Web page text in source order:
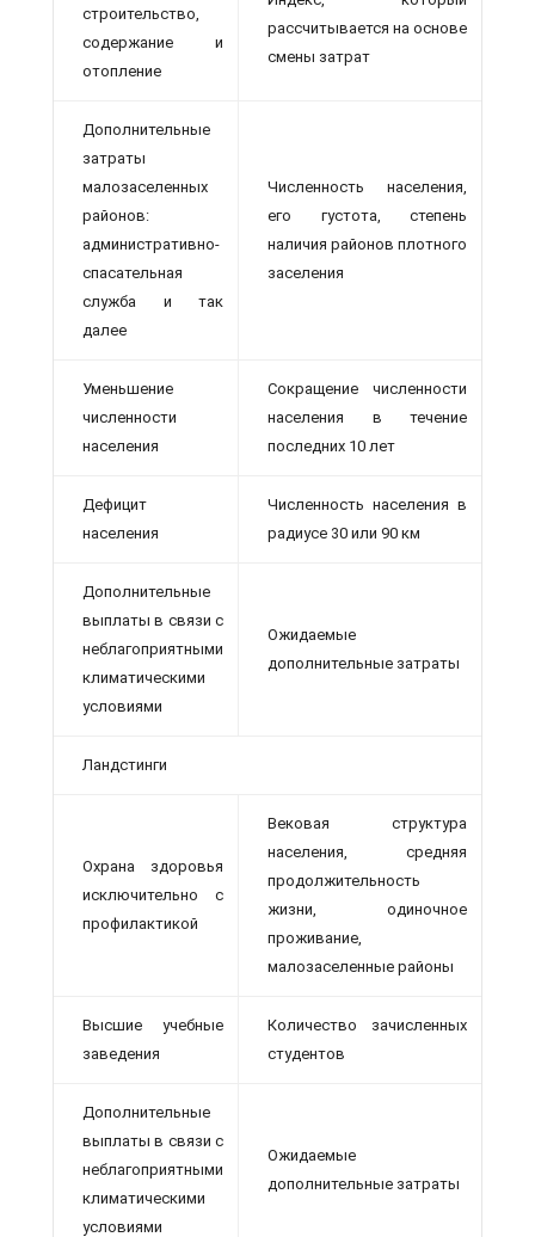
строительство,
содержание и
отопление
рассчитывается на основе
смены затрат
Дополнительные
затраты
малозаселенных
районов:
административно-
спасательная
служба и так
далее
Численность населения,
его густота, степень
наличия районов плотного
заселения
Уменьшение
численности
населения
Сокращение численности
населения в течение
последних 10 лет
Дефицит
населения
Численность населения в
радиусе 30 или 90 км
Дополнительные
выплаты в связи с
неблагоприятными
климатическими
условиями
Ожидаемые
дополнительные затраты
Ландстинги
Охрана здоровья
исключительно с
профилактикой
Вековая структура
населения, средняя
продолжительность
жизни, одиночное
проживание,
малозаселенные районы
Высшие учебные
заведения
Количество зачисленных
студентов
Дополнительные
выплаты в связи с
неблагоприятными
климатическими
условиями
Ожидаемые
дополнительные затраты